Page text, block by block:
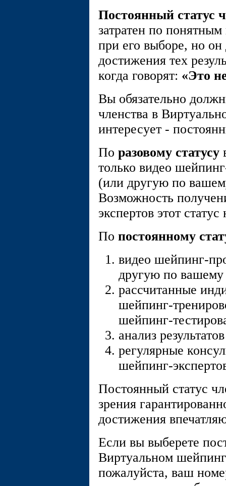
Постоянный статус
затратен по
при его выборе, но
достижения тех
когда говорят: «Это
Вы обязательно
членства в
интересует -
По разовому статусу
только видео
(или другую по
Возможность
экспертов этот
По постоянному
видео шейпинг-
другую по вашему
рассчитанные
шейпинг-
шейпинг-
анализ
регулярные
шейпинг-
Постоянный статус
зрения
достижения
Если вы выберете
Виртуальном
пожалуйста, ваш